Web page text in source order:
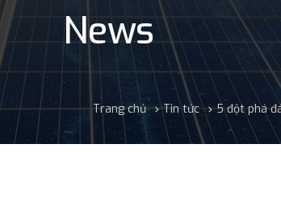
News
Trang chủ Tin tức 5 đột phá